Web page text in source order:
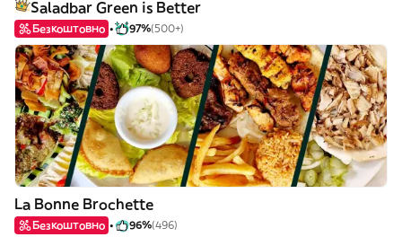
Saladbar Green is Better
Безкоштовно 97%(500+)
La Bonne Brochette
Безкоштовно 96%(496)